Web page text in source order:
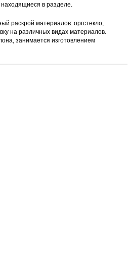
в разделе.
раскрой материалов: оргстекло,
на различных видах материалов.
занимается изготовлением